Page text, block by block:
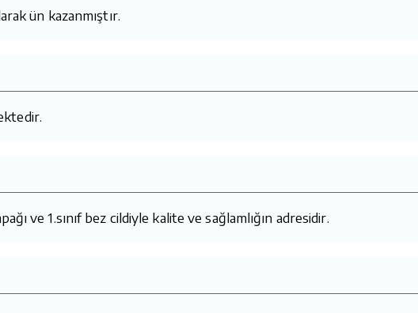
ün kazanmıştır.
ve 1.sınıf bez cildiyle kalite ve sağlamlığın adresidir.